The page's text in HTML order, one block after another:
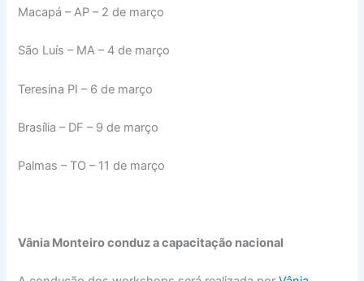
Macapá – AP – 2 de março
São Luís – MA – 4 de março
Teresina PI – 6 de março
Brasília – DF – 9 de março
Palmas – TO – 11 de março
Vânia Monteiro conduz a capacitação nacional